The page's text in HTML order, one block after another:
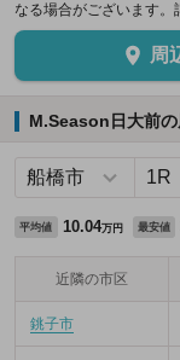
なる場合がございます。
周
M.Season日大前
平均値 10.04万円 最安値
近隣の市区
銚子市